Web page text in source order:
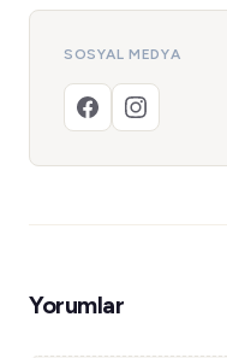
SOSYAL MEDYA
Yorumlar